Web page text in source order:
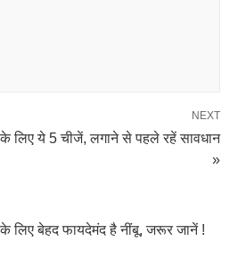
NEXT
लिए ये 5 चीजें, लगाने से पहले रहें सावधान
»
लिए बेहद फायदेमंद है नींबू, जरूर जानें !